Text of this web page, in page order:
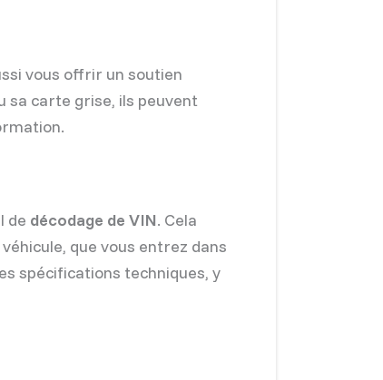
vous offrir un soutien
sa carte grise, ils peuvent
de décodage de VIN. Cela
que vous entrez dans
spécifications techniques, y